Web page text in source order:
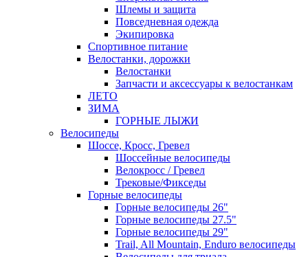
Шлемы и защита
Повседневная одежда
Экипировка
Спортивное питание
Велостанки, дорожки
Велостанки
Запчасти и аксессуары к велостанкам
ЛЕТО
ЗИМА
ГОРНЫЕ ЛЫЖИ
Велосипеды
Шоссе, Кросс, Гревел
Шоссейные велосипеды
Велокросс / Гревел
Трековые/Фикседы
Горные велосипеды
Горные велосипеды 26"
Горные велосипеды 27.5"
Горные велосипеды 29"
Trail, All Mountain, Enduro велосипеды